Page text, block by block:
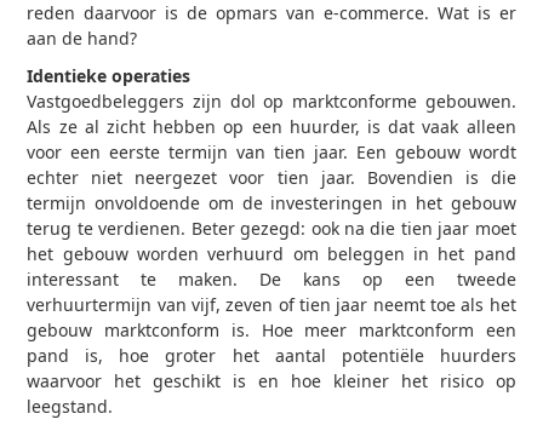
reden daarvoor is de opmars van e-commerce. Wat is er
aan de hand?
Identieke operaties
Vastgoedbeleggers zijn dol op marktconforme gebouwen.
Als ze al zicht hebben op een huurder, is dat vaak alleen
voor een eerste termijn van tien jaar. Een gebouw wordt
echter niet neergezet voor tien jaar. Bovendien is die
termijn onvoldoende om de investeringen in het gebouw
terug te verdienen. Beter gezegd: ook na die tien jaar moet
het gebouw worden verhuurd om beleggen in het pand
interessant te maken. De kans op een tweede
verhuurtermijn van vijf, zeven of tien jaar neemt toe als het
gebouw marktconform is. Hoe meer marktconform een
pand is, hoe groter het aantal potentiële huurders
waarvoor het geschikt is en hoe kleiner het risico op
leegstand.